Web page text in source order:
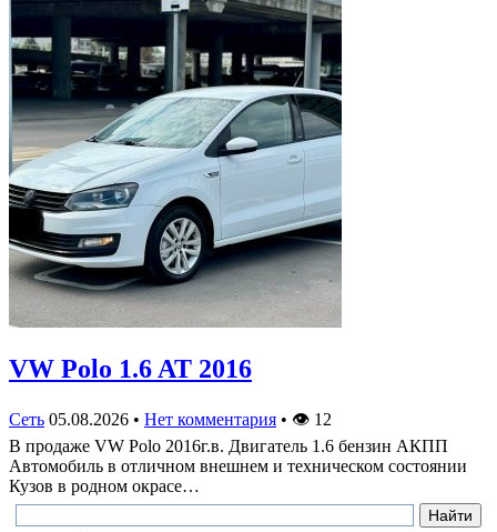
VW Polo 1.6 AT 2016
Сеть 05.08.2026 • Нет комментария • 👁 12
В продаже VW Polo 2016г.в. Двигатель 1.6 бензин АКПП
Автомобиль в отличном внешнем и техническом состоянии
Кузов в родном окрасе…